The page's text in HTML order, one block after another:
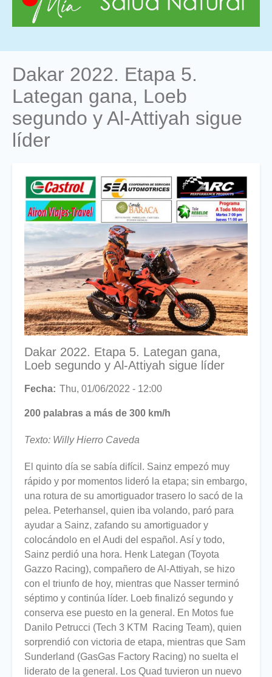
Dakar 2022. Etapa 5.
Lategan gana, Loeb
segundo y Al-Attiyah sigue
líder
Foto
Titular
Dakar 2022. Etapa 5. Lategan gana,
Loeb segundo y Al-Attiyah sigue líder
Fecha Thu, 01/06/2022 - 12:00
200 palabras a más de 300 km/h
Texto: Willy Hierro Caveda
El quinto día se sabía difícil. Sainz empezó muy
rápido y por momentos lideró la etapa; sin embargo,
una rotura de su amortiguador trasero lo sacó de la
pelea. Peterhansel, quien iba volando, paró para
ayudar a Sainz, zafando su amortiguador y
colocándolo en el Audi del español. Así y todo,
Sainz perdió una hora. Henk Lategan (Toyota
Gazzo Racing), compañero de Al-Attiyah, se hizo
con el triunfo de hoy, mientras que Nasser terminó
séptimo y continúa líder. Loeb finalizó segundo y
conserva ese puesto en la general. En Motos fue
Danilo Petrucci (Tech 3 KTM Racing Team), quien
sorprendió con victoria de etapa, mientras que Sam
Sunderland (GasGas Factory Racing) no suelta el
liderato de la general. Los Quad tuvieron un nuevo